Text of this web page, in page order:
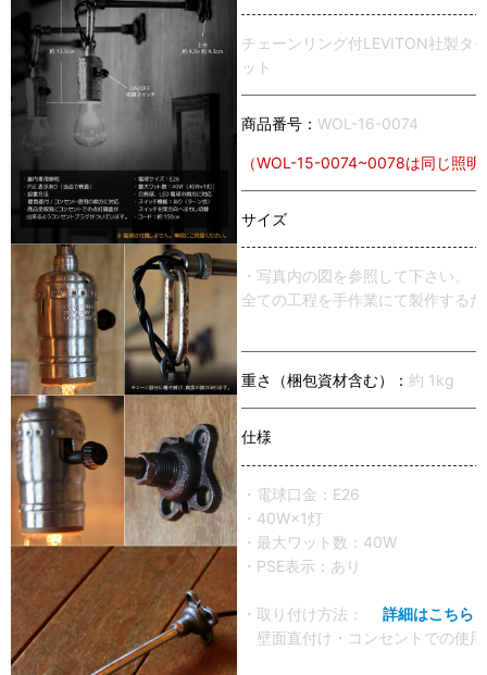
チェーンリング付LEVITON社製タ
ット
商品番号： WOL-16-0074
（WOL-15-0074~0078は同じ照明
サイズ
・写真内の図を参照して下さい。
全ての工程を手作業にて製作する
重さ（梱包資材含む）： 約 1kg
仕様
・電球口金：E26
・40W×1灯
・最大ワット数：40W
・PSE表示：あり
・取り付け方法：
詳細はこちら
壁面直付け・コンセントでの